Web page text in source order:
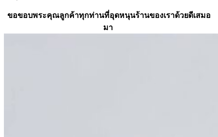
ขอขอบพระคุณลูกค้าทุกท่านที่อุดหนุนร้านของเราด้วยดีเสมอ
มา